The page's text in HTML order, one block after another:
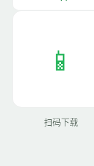
📱
扫码下载